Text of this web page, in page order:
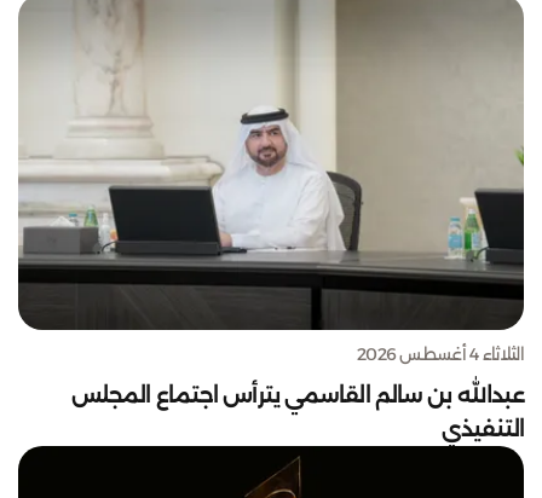
الثلاثاء 4 أغسطس 2026
عبدالله بن سالم القاسمي يترأس اجتماع المجلس
التنفيذي